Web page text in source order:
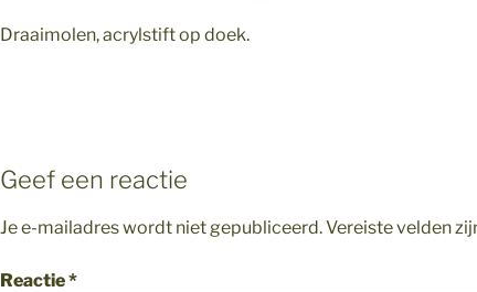
Draaimolen, acrylstift op doek.
Geef een reactie
Je e-mailadres wordt niet gepubliceerd.Vereiste velden
Reactie*